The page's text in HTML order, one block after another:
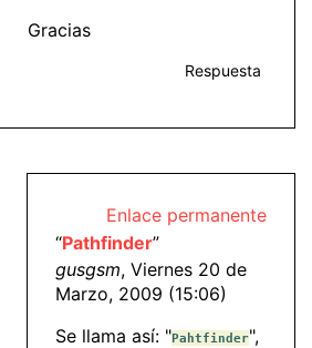
Gracias
Respuesta
Enlace permanente
“Pathfinder”
gusgsm, Viernes 20 de
Marzo, 2009 (15:06)
Se llama así: "Pahtfinder",